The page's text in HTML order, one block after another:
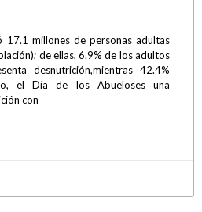
17.1 millones de personas adultas
de ellas, 6.9% de los adultos
desnutrición,mientras 42.4%
el Día de los Abueloses una
con